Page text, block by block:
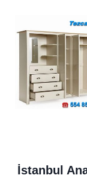
İstanbul